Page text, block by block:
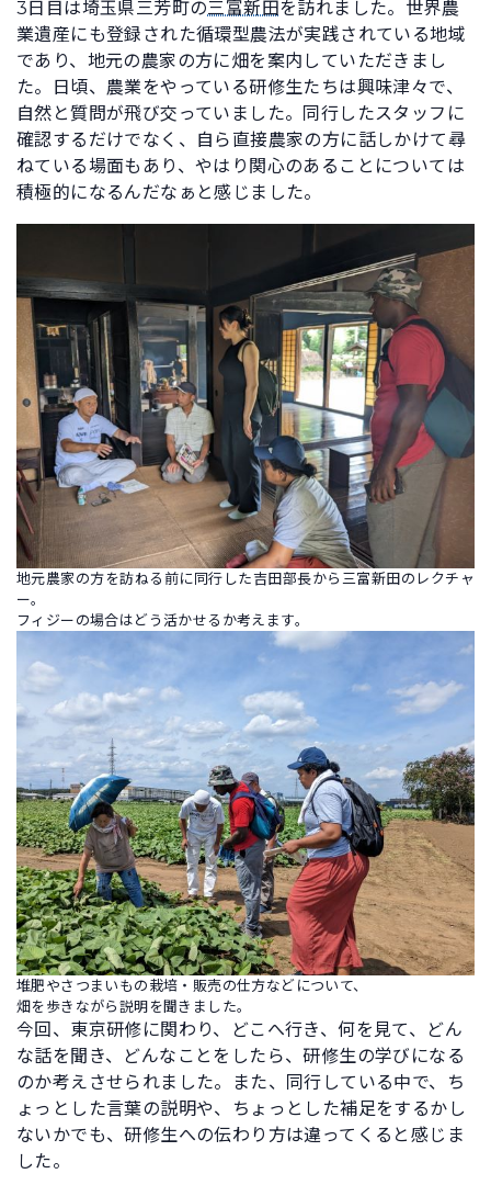
3日目は埼玉県三芳町の三富新田を訪れました。世界農
業遺産にも登録された循環型農法が実践されている地域
であり、地元の農家の方に畑を案内していただきまし
た。日頃、農業をやっている研修生たちは興味津々で、
自然と質問が飛び交っていました。同行したスタッフに
確認するだけでなく、自ら直接農家の方に話しかけて尋
ねている場面もあり、やはり関心のあることについては
積極的になるんだなぁと感じました。
地元農家の方を訪ねる前に同行した吉田部長から三富新田のレクチャ
ー。
フィジーの場合はどう活かせるか考えます。
堆肥やさつまいもの栽培・販売の仕方などについて、
畑を歩きながら説明を聞きました。
今回、東京研修に関わり、どこへ行き、何を見て、どん
な話を聞き、どんなことをしたら、研修生の学びになる
のか考えさせられました。また、同行している中で、ち
ょっとした言葉の説明や、ちょっとした補足をするかし
ないかでも、研修生への伝わり方は違ってくると感じま
した。